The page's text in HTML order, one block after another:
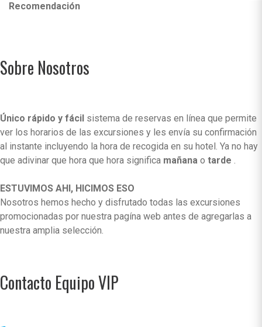
Recomendación
Sobre Nosotros
Único rápido y fácil sistema de reservas en línea que permite
ver los horarios de las excursiones y les envía su confirmación
al instante incluyendo la hora de recogida en su hotel. Ya no hay
que adivinar que hora que hora significa mañana o tarde .
ESTUVIMOS AHI, HICIMOS ESO
Nosotros hemos hecho y disfrutado todas las excursiones
promocionadas por nuestra pagína web antes de agregarlas a
nuestra amplia selección.
Contacto Equipo VIP